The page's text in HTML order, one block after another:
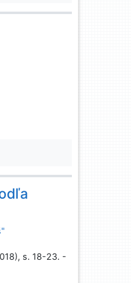
s. 18-23. -